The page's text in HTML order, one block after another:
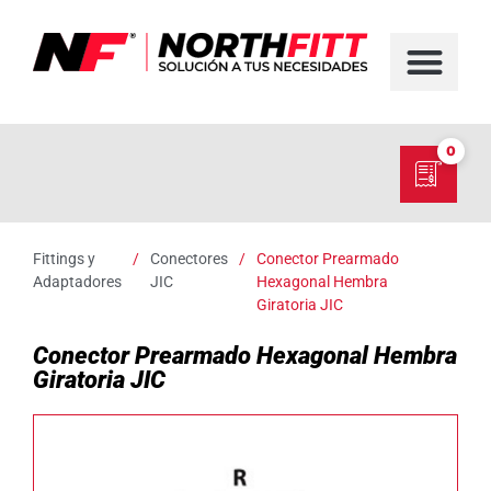
0
Fittings y
Adaptadores
/
Conectores
JIC
/
Conector Prearmado
Hexagonal Hembra
Giratoria JIC
Conector Prearmado Hexagonal Hembra
Giratoria JIC